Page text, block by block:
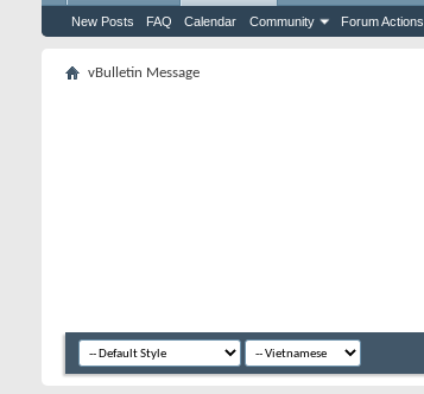
New Posts FAQ Calendar Community Forum Actions
vBulletin Message